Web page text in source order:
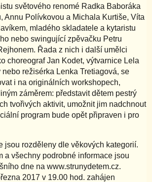
světového renomé Radka Baboráka
Annu Polívkovou a Michala Kurtiše, Víta
mladého skladatele a kytaristu
nebo swingující zpěvačku Petru
Řada z nich i další umělci
choreograf Jan Kodet, výtvarnice Lela
režisérka Lenka Tretiagová, se
i na originálních workshopech,
záměrem: představit dětem pestrý
tvořivých aktivit, umožnit jim nadchnout
program bude opět připraven i pro
jsou rozděleny dle věkových kategorií.
a všechny podrobné informace jsou
dne na www.strunydetem.cz.
2017 v 19.00 hod. zahájen